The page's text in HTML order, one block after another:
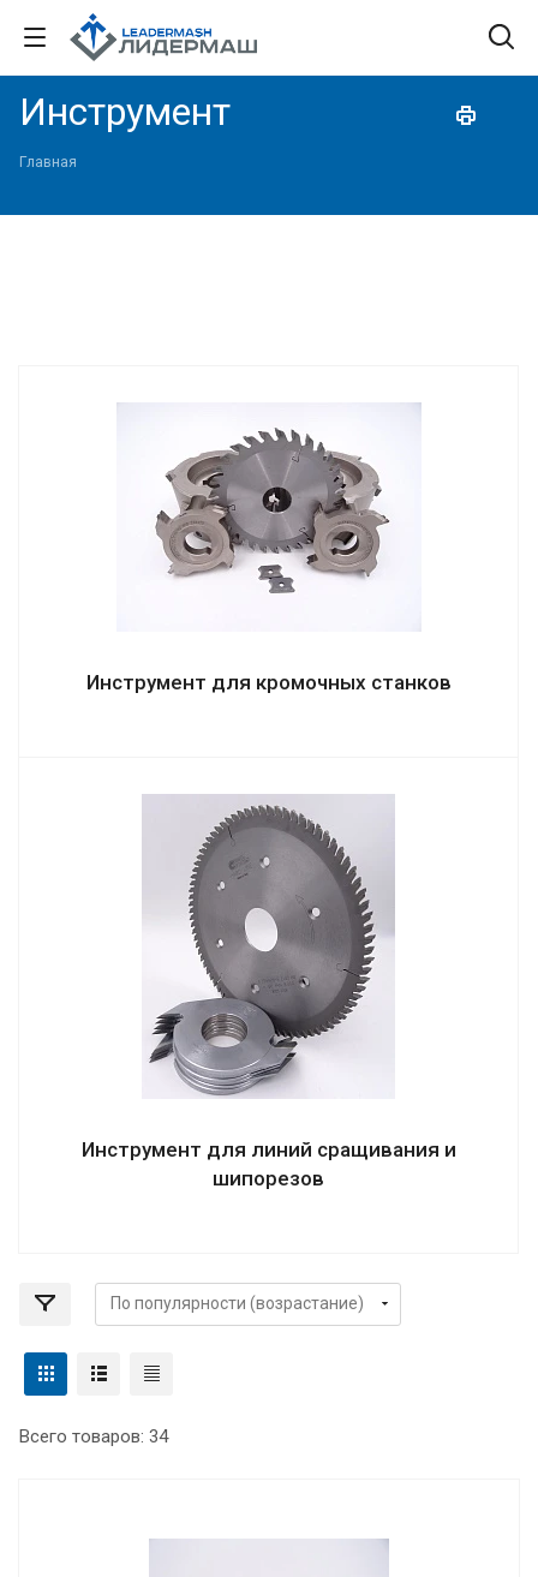
Инструмент
Главная
Инструмент для кромочных станков
Инструмент для линий сращивания и
шипорезов
Всего товаров: 34